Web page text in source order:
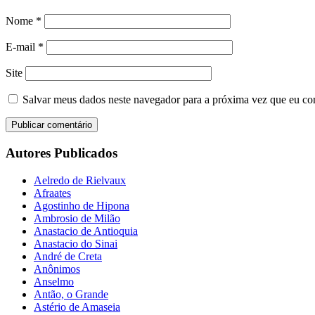
Nome *
E-mail *
Site
Salvar meus dados neste navegador para a próxima vez que eu
Autores Publicados
Aelredo de Rielvaux
Afraates
Agostinho de Hipona
Ambrosio de Milão
Anastacio de Antioquia
Anastacio do Sinai
André de Creta
Anônimos
Anselmo
Antão, o Grande
Astério de Amaseia